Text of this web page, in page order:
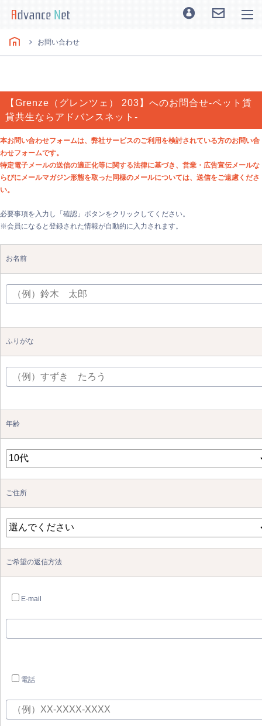
お問い合わせ
【Grenze（グレンツェ） 203】へのお問合せ-ペット賃
貸共生ならアドバンスネット-
本お問い合わせフォームは、弊社サービスのご利用を検討されている方のお問い合
わせフォームです。
特定電子メールの送信の適正化等に関する法律に基づき、営業・広告宣伝メールな
らびにメールマガジン形態を取った同様のメールについては、送信をご遠慮くださ
い。
必要事項を入力し「確認」ボタンをクリックしてください。
※会員になると登録された情報が自動的に入力されます。
お名前
ふりがな
年齢
ご住所
ご希望の返信方法
E-mail
電話